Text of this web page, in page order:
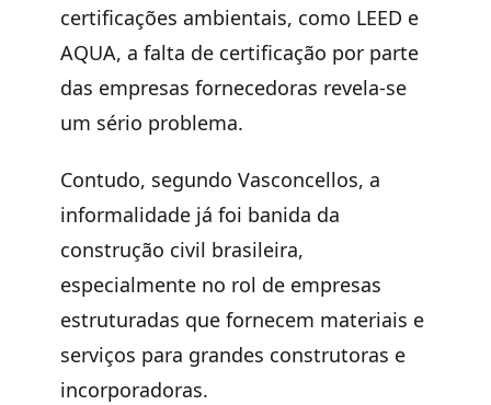
certificações ambientais, como LEED e
AQUA, a falta de certificação por parte
das empresas fornecedoras revela-se
um sério problema.
Contudo, segundo Vasconcellos, a
informalidade já foi banida da
construção civil brasileira,
especialmente no rol de empresas
estruturadas que fornecem materiais e
serviços para grandes construtoras e
incorporadoras.